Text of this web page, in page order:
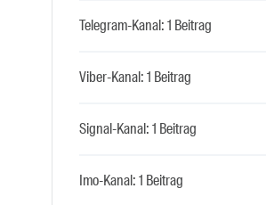
Telegram-Kanal: 1 Beitrag
Viber-Kanal: 1 Beitrag
Signal-Kanal: 1 Beitrag
Imo-Kanal: 1 Beitrag